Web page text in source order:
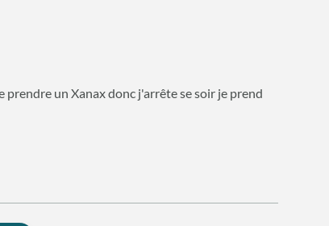
prendre un Xanax donc j'arrête se soir je prend